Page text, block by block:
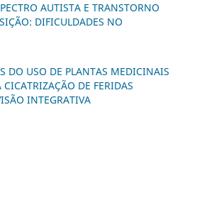
AUTISTA E TRANSTORNO
DIFICULDADES NO
DO USO DE PLANTAS MEDICINAIS
DE FERIDAS
INTEGRATIVA